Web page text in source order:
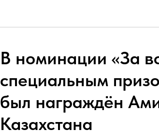
В номинации «За
специальным
был награждён
Казахстана